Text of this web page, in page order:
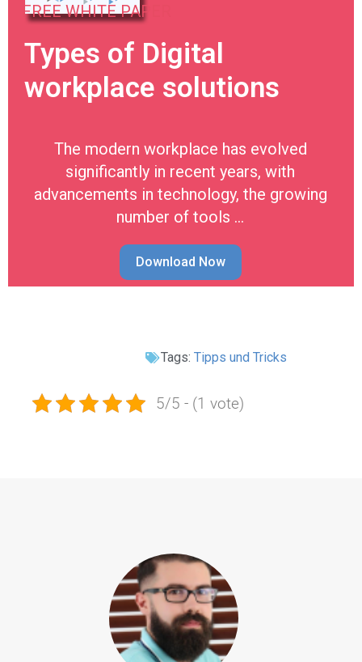
FREE WHITE PAPER
Types of Digital
workplace solutions
The modern workplace has evolved
significantly in recent years, with
advancements in technology, the growing
number of tools …
Download Now
Tags: Tipps und Tricks
5/5 - (1 vote)